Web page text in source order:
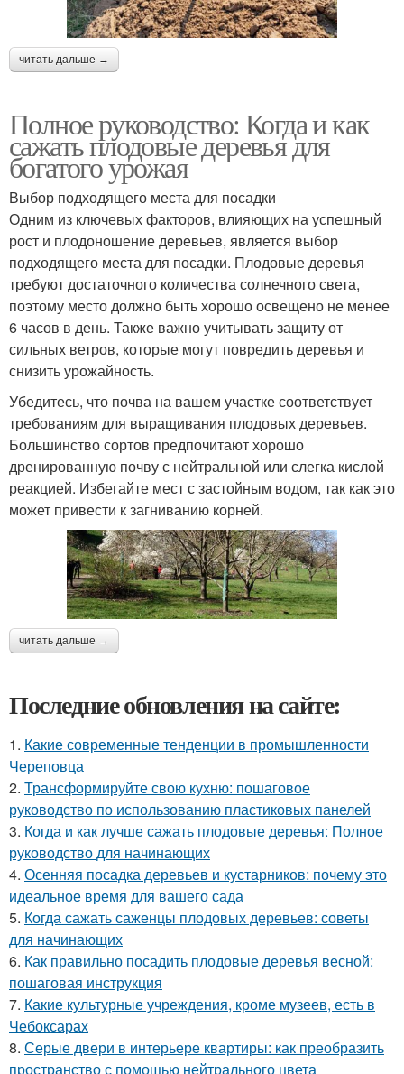
читать дальше →
Полное руководство: Когда и как
сажать плодовые деревья для
богатого урожая
Выбор подходящего места для посадки
Одним из ключевых факторов, влияющих на успешный
рост и плодоношение деревьев, является выбор
подходящего места для посадки. Плодовые деревья
требуют достаточного количества солнечного света,
поэтому место должно быть хорошо освещено не менее
6 часов в день. Также важно учитывать защиту от
сильных ветров, которые могут повредить деревья и
снизить урожайность.
Убедитесь, что почва на вашем участке соответствует
требованиям для выращивания плодовых деревьев.
Большинство сортов предпочитают хорошо
дренированную почву с нейтральной или слегка кислой
реакцией. Избегайте мест с застойным водом, так как это
может привести к загниванию корней.
читать дальше →
Последние обновления на сайте:
1. Какие современные тенденции в промышленности
Череповца
2. Трансформируйте свою кухню: пошаговое
руководство по использованию пластиковых панелей
3. Когда и как лучше сажать плодовые деревья: Полное
руководство для начинающих
4. Осенняя посадка деревьев и кустарников: почему это
идеальное время для вашего сада
5. Когда сажать саженцы плодовых деревьев: советы
для начинающих
6. Как правильно посадить плодовые деревья весной:
пошаговая инструкция
7. Какие культурные учреждения, кроме музеев, есть в
Чебоксарах
8. Серые двери в интерьере квартиры: как преобразить
пространство с помощью нейтрального цвета